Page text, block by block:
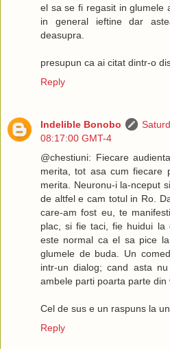
el sa se fi regasit in glumele
in general ieftine dar
deasupra.
presupun ca ai citat dintr-o
Reply
Indelible Bonobo
08:17:00 GMT-4
@chestiuni: Fiecare
merita, tot asa cum fiecare
merita. Neuronu-i la-nceput
de altfel e cam totul in Ro.
care-am fost eu, te
plac, si fie taci, fie huidui la
este normal ca el sa pice
glumele de buda. Un
intr-un dialog; cand asta
ambele parti poarta parte din
Cel de sus e un raspuns la
Reply